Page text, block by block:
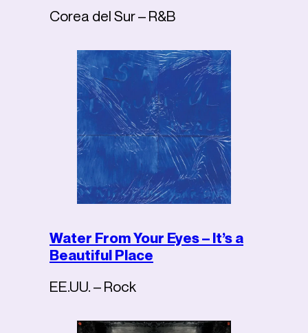
Corea del Sur – R&B
Water From Your Eyes – It’s a
Beautiful Place
EE.UU. – Rock